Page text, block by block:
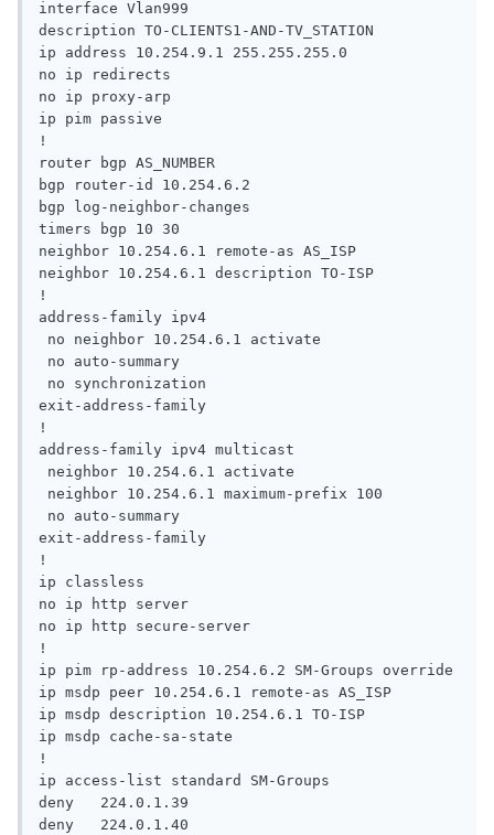
interface Vlan999
description TO-CLIENTS1-AND-TV_STATION
ip address 10.254.9.1 255.255.255.0
no ip redirects
no ip proxy-arp
ip pim passive
!
router bgp AS_NUMBER
bgp router-id 10.254.6.2
bgp log-neighbor-changes
timers bgp 10 30
neighbor 10.254.6.1 remote-as AS_ISP
neighbor 10.254.6.1 description TO-ISP
!
address-family ipv4
exit-address-family
!
address-family ipv4 multicast
exit-address-family
!
ip classless
no ip http server
no ip http secure-server
!
ip pim rp-address 10.254.6.2 SM-Groups override
ip msdp peer 10.254.6.1 remote-as AS_ISP
ip msdp description 10.254.6.1 TO-ISP
ip msdp cache-sa-state
!
ip access-list standard SM-Groups
deny   224.0.1.39
deny   224.0.1.40